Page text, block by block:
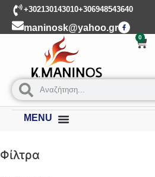
+302130143010+306948543640
maninosk@yahoo.gr
0
MENU
Φίλτρα